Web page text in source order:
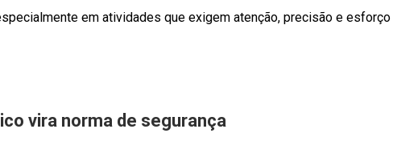
em atividades que exigem atenção, precisão e esforço
vira norma de segurança